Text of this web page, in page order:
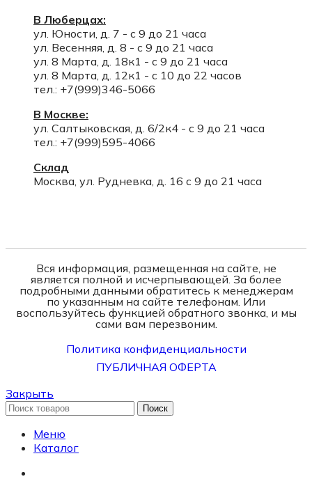
В Люберцах:
ул. Юности, д. 7 - с 9 до 21 часа
ул. Весенняя, д. 8 - с 9 до 21 часа
ул. 8 Марта, д. 18к1 - с 9 до 21 часа
ул. 8 Марта, д. 12к1 - с 10 до 22 часов
тел.: +7(999)346-5066
В Москве:
ул. Салтыковская, д. 6/2к4 - с 9 до 21 часа
тел.: +7(999)595-4066
Склад
Москва, ул. Рудневка, д. 16 с 9 до 21 часа
Вся информация, размещенная на сайте, не
является полной и исчерпывающей. За более
подробными данными обратитесь к менеджерам
по указанным на сайте телефонам. Или
воспользуйтесь функцией обратного звонка, и мы
сами вам перезвоним.
Политика конфиденциальности
ПУБЛИЧНАЯ ОФЕРТА
Закрыть
Поиск
Меню
Каталог